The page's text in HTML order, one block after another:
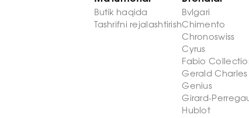
Butik haqida
Tashrifni rejalashtirish
Bvlgari
Chimento
Chronoswiss
Cyrus
Fabio
Gerald Charles
Genius
Girard-
Hublot